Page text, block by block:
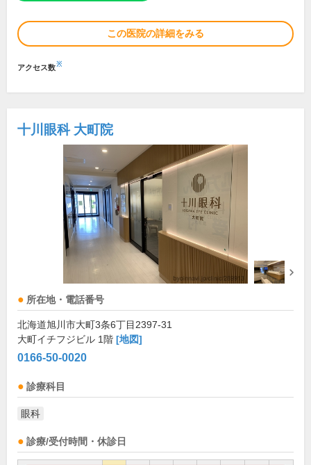
この医院の詳細をみる
アクセス数※
十川眼科 大町院
所在地・電話番号
北海道旭川市大町3条6丁目2397-31
大町イチフジビル 1階 [地図]
0166-50-0020
診療科目
眼科
診療/受付時間・休診日